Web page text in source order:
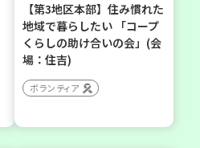
【第3地区本部】住み慣れた
地域で暮らしたい 「コープ
くらしの助け合いの会」(会
場：住吉)
ボランティア